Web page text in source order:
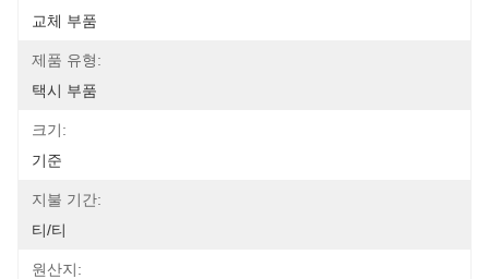
교체 부품
제품 유형:
택시 부품
크기:
기준
지불 기간:
티/티
원산지: